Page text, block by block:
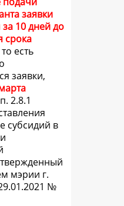
заявки
10 дней до
срока
есть
заявки,
п. 2.8.1
субсидий в
мэрии г.
№